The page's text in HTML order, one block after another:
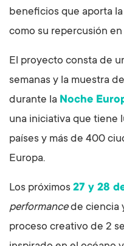
beneficios que aporta
como su repercusión
El proyecto consta de
semanas y la muestra
durante la Noche
una iniciativa que tiene
países y más de 400
Europa.
Los próximos 27 y 28
performancede ciencia
proceso creativo de 2